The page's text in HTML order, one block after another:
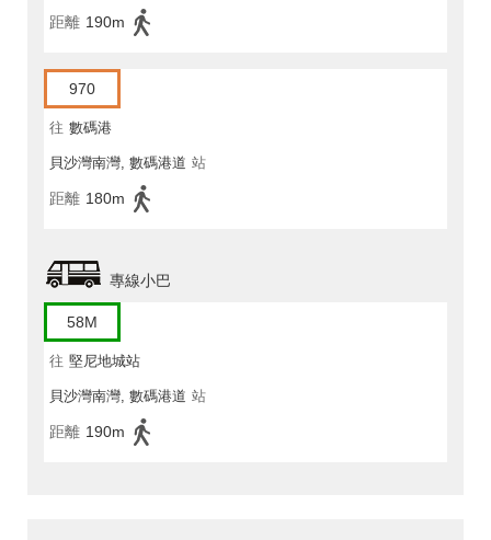
距離 190m
970
往 數碼港
貝沙灣南灣, 數碼港道 站
距離 180m
專線小巴
58M
往 堅尼地城站
貝沙灣南灣, 數碼港道 站
距離 190m